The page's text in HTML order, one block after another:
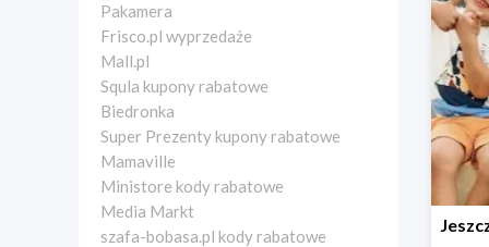
Pakamera
Frisco.pl wyprzedaże
Mall.pl
Squla kupony rabatowe
Biedronka
Super Prezenty kupony rabatowe
Mamaville
Ministore kody rabatowe
Media Markt
szafa-bobasa.pl kody rabatowe